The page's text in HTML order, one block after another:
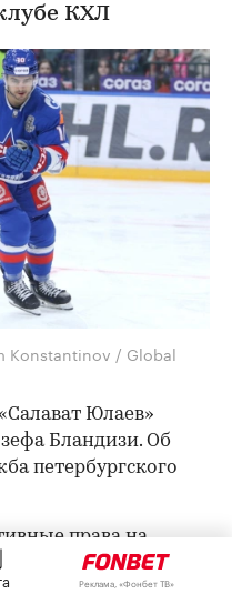
КХЛ
Konstantinov / Global
Юлаев»
Бландизи. Об
петербургского
права на
который сейчас
Ред Уингз».
Реклама, «Фонбет ТВ»